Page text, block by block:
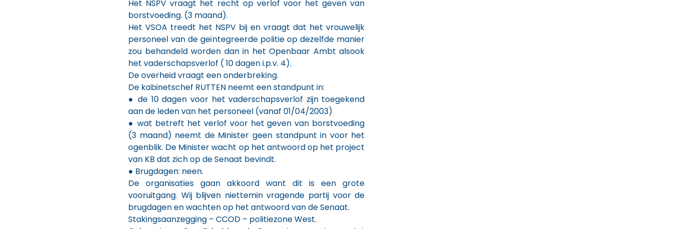
Het NSPV vraagt het recht op verlof voor het geven van
borstvoeding. (3 maand).
Het VSOA treedt het NSPV bij en vraagt dat het vrouwelijk
personeel van de geïntegreerde politie op dezelfde manier
zou behandeld worden dan in het Openbaar Ambt alsook
het vaderschapsverlof ( 10 dagen i.p.v. 4).
De overheid vraagt een onderbreking.
De kabinetschef RUTTEN neemt een standpunt in:
● de 10 dagen voor het vaderschapsverlof zijn toegekend
aan de leden van het personeel (vanaf 01/04/2003)
● wat betreft het verlof voor het geven van borstvoeding
(3 maand) neemt de Minister geen standpunt in voor het
ogenblik. De Minister wacht op het antwoord op het project
van KB dat zich op de Senaat bevindt.
● Brugdagen: neen.
De organisaties gaan akkoord want dit is een grote
vooruitgang. Wij blijven niettemin vragende partij voor de
brugdagen en wachten op het antwoord van de Senaat.
Stakingsaanzegging – CCOD – politiezone West.